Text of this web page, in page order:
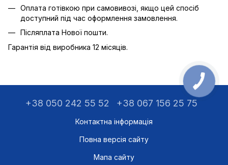
Оплата готівкою при самовивозі, якщо цей спосіб
доступний під час оформлення замовлення.
Післяплата Нової пошти.
Гарантія від виробника 12 місяців.
+38 050 242 55 52 +38 067 156 25 75
Контактна інформація
Повна версія сайту
Мапа сайту